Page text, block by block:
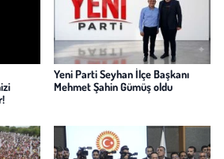
Yeni Parti Seyhan İlçe Başkanı
Mehmet Şahin Gümüş oldu